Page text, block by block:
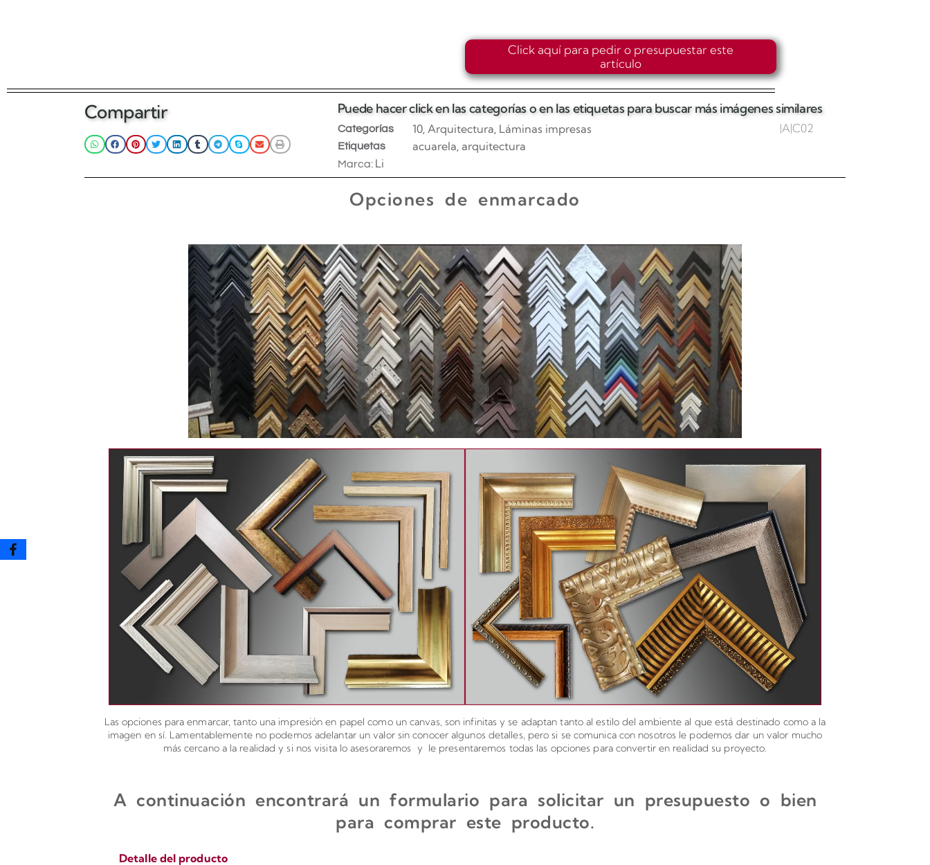
Click aquí para pedir o presupuestar este
artículo
Compartir Puede hacer click en las categorías o en las etiquetas para buscar más imágenes similares
Categorías 10, Arquitectura, Láminas impresas
Etiquetas acuarela, arquitectura
Marca: Li
|A|C02
Opciones de enmarcado
Las opciones para enmarcar, tanto una impresión en papel como un canvas, son infinitas y se adaptan tanto al estilo del ambiente al que está destinado como a la
imagen en sí. Lamentablemente no podemos adelantar un valor sin conocer algunos detalles, pero si se comunica con nosotros le podemos dar un valor mucho
más cercano a la realidad y si nos visita lo asesoraremos y le presentaremos todas las opciones para convertir en realidad su proyecto.
A continuación encontrará un formulario para solicitar un presupuesto o bien
para comprar este producto.
Detalle del producto